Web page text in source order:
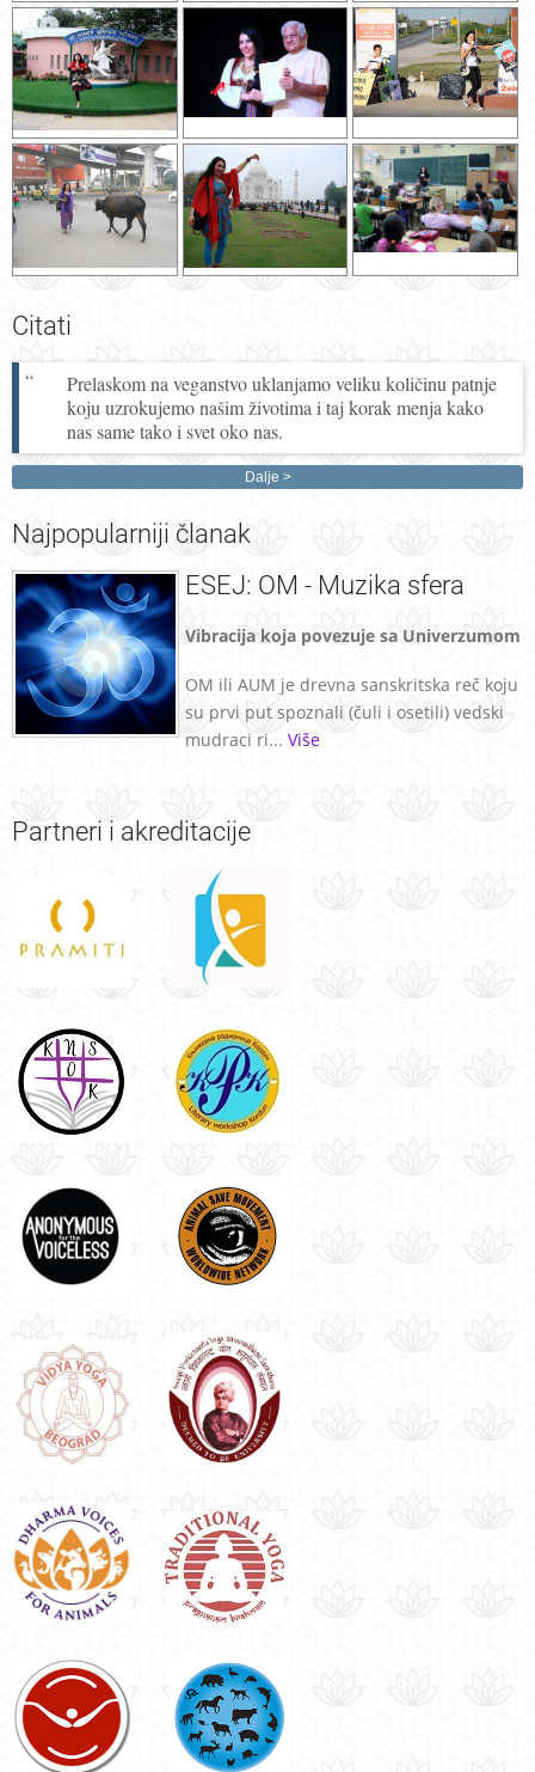
Citati
Prelaskom na veganstvo uklanjamo veliku količinu patnje
koju uzrokujemo našim životima i taj korak menja kako
nas same tako i svet oko nas.
Dalje
Najpopularniji članak
ESEJ: OM - Muzika sfera
Vibracija koja povezuje sa Univerzumom
OM ili AUM je drevna sanskritska reč koju
su prvi put spoznali (čuli i osetili) vedski
mudraci ri... Više
Partneri i akreditacije